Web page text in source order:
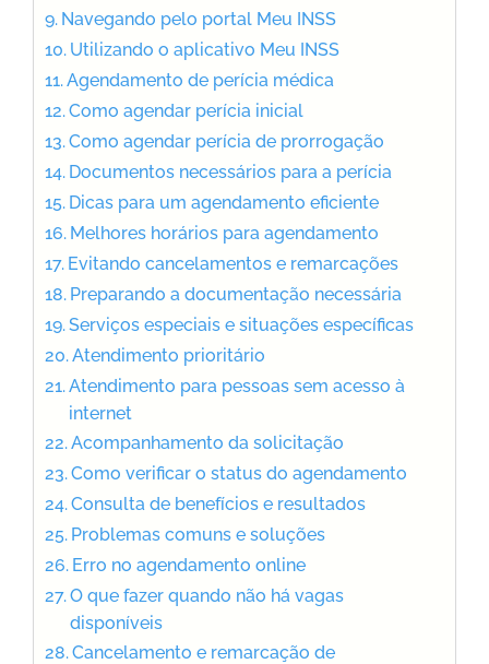
Navegando pelo portal Meu INSS
Utilizando o aplicativo Meu INSS
Agendamento de perícia médica
Como agendar perícia inicial
Como agendar perícia de prorrogação
Documentos necessários para a perícia
Dicas para um agendamento eficiente
Melhores horários para agendamento
Evitando cancelamentos e remarcações
Preparando a documentação necessária
Serviços especiais e situações específicas
Atendimento prioritário
Atendimento para pessoas sem acesso à
internet
Acompanhamento da solicitação
Como verificar o status do agendamento
Consulta de benefícios e resultados
Problemas comuns e soluções
Erro no agendamento online
O que fazer quando não há vagas
disponíveis
Cancelamento e remarcação de